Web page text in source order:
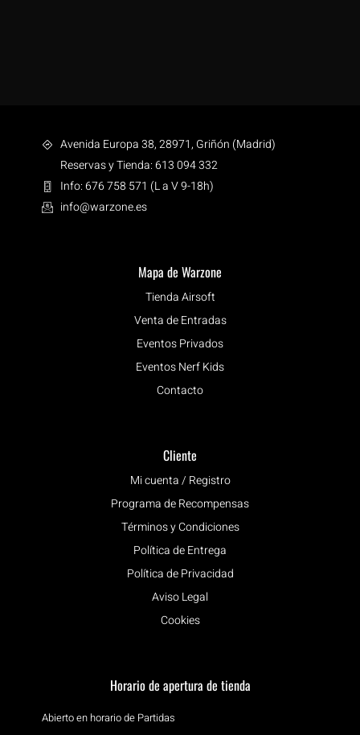
Avenida Europa 38, 28971, Griñón (Madrid)
Reservas y Tienda: 613 094 332
Info: 676 758 571 (L a V 9-18h)
info@warzone.es
Mapa de Warzone
Tienda Airsoft
Venta de Entradas
Eventos Privados
Eventos Nerf Kids
Contacto
Cliente
Mi cuenta / Registro
Programa de Recompensas
Términos y Condiciones
Política de Entrega
Política de Privacidad
Aviso Legal
Cookies
Horario de apertura de tienda
Abierto en horario de Partidas